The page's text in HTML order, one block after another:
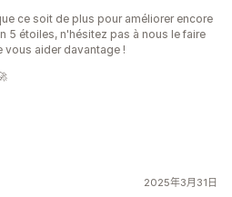
ce soit de plus pour améliorer encore
5 étoiles, n'hésitez pas à nous le faire
vous aider davantage !
2025年3月31日